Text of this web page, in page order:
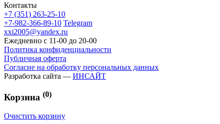
Контакты
+7 (351) 263-25-10
+7-982-366-89-10 Telegram
xxi2005@yandex.ru
Ежедневно с 11-00 до 20-00
Политика конфиденциальности
Публичная оферта
Согласие на обработку персональных данных
Разработка сайта — ИНСАЙТ
Корзина (0)
Очистить корзину